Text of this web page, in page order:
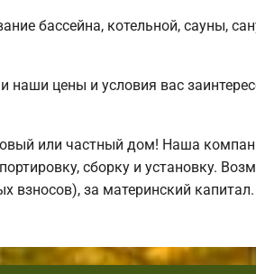
бассейна, котельной, сауны,
цены и условия вас
или частный дом! Наша
сборку и установку.
взносов), за материнский